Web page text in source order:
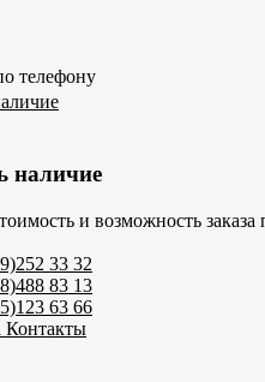
телефону
наличие
и возможность заказа
33 32
83 13
63 66
Контакты